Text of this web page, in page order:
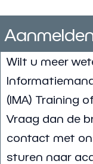
Wilt u meer
(IMA) Training
Vraag dan de
contact met
sturen naar